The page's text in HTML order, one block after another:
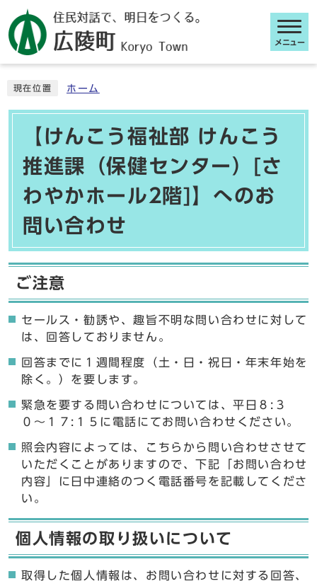
メニュー
現在位置 ホーム
【けんこう福祉部 けんこう
推進課（保健センター）[さ
わやかホール2階]】へのお
問い合わせ
ご注意
セールス・勧誘や、趣旨不明な問い合わせに対して
は、回答しておりません。
回答までに１週間程度（土・日・祝日・年末年始を
除く。）を要します。
緊急を要する問い合わせについては、平日８:３
０〜１７:１５に電話にてお問い合わせください。
照会内容によっては、こちらから問い合わせさせて
いただくことがありますので、下記「お問い合わせ
内容」に日中連絡のつく電話番号を記載してくださ
い。
個人情報の取り扱いについて
取得した個人情報は、お問い合わせに対する回答、